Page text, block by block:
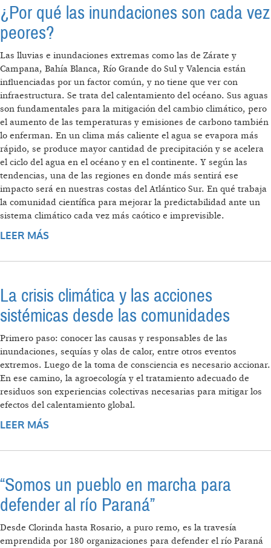
¿Por qué las inundaciones son cada vez
peores?
Las lluvias e inundaciones extremas como las de Zárate y
Campana, Bahía Blanca, Río Grande do Sul y Valencia están
influenciadas por un factor común, y no tiene que ver con
infraestructura. Se trata del calentamiento del océano. Sus aguas
son fundamentales para la mitigación del cambio climático, pero
el aumento de las temperaturas y emisiones de carbono también
lo enferman. En un clima más caliente el agua se evapora más
rápido, se produce mayor cantidad de precipitación y se acelera
el ciclo del agua en el océano y en el continente. Y según las
tendencias, una de las regiones en donde más sentirá ese
impacto será en nuestras costas del Atlántico Sur. En qué trabaja
la comunidad científica para mejorar la predictabilidad ante un
sistema climático cada vez más caótico e imprevisible.
LEER MÁS
La crisis climática y las acciones
sistémicas desde las comunidades
Primero paso: conocer las causas y responsables de las
inundaciones, sequías y olas de calor, entre otros eventos
extremos. Luego de la toma de consciencia es necesario accionar.
En ese camino, la agroecología y el tratamiento adecuado de
residuos son experiencias colectivas necesarias para mitigar los
efectos del calentamiento global.
LEER MÁS
“Somos un pueblo en marcha para
defender al río Paraná”
Desde Clorinda hasta Rosario, a puro remo, es la travesía
emprendida por 180 organizaciones para defender el río Paraná